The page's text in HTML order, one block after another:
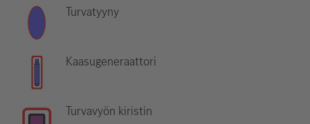
Turvatyyny
Kaasugeneraattori
Turvavyön kiristin